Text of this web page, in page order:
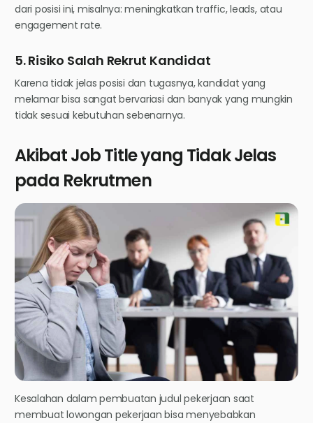
dari posisi ini, misalnya: meningkatkan traffic, leads, atau
engagement rate.
5. Risiko Salah Rekrut Kandidat
Karena tidak jelas posisi dan tugasnya, kandidat yang
melamar bisa sangat bervariasi dan banyak yang mungkin
tidak sesuai kebutuhan sebenarnya.
Akibat Job Title yang Tidak Jelas
pada Rekrutmen
Kesalahan dalam pembuatan judul pekerjaan saat
membuat lowongan pekerjaan bisa menyebabkan